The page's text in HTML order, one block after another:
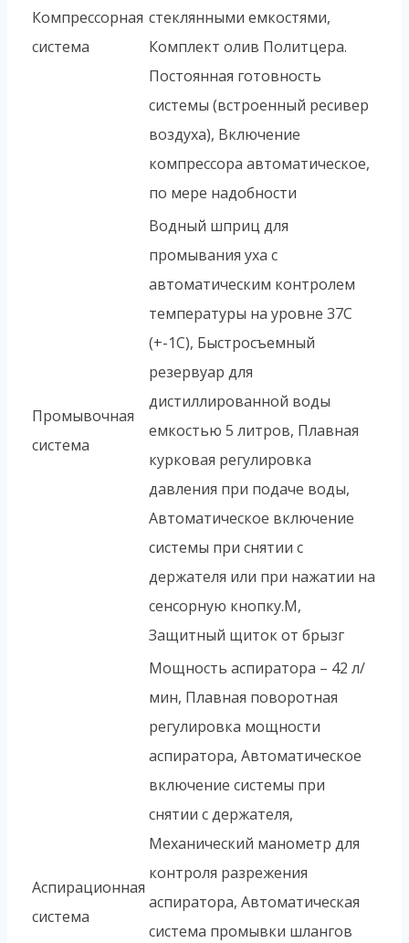
Компрессорная
система
стеклянными емкостями,
Комплект олив Политцера.
Постоянная готовность
системы (встроенный ресивер
воздуха), Включение
компрессора автоматическое,
по мере надобности
Промывочная
система
Водный шприц для
промывания уха с
автоматическим контролем
температуры на уровне 37С
(+-1С), Быстросъемный
резервуар для
дистиллированной воды
емкостью 5 литров, Плавная
курковая регулировка
давления при подаче воды,
Автоматическое включение
системы при снятии с
держателя или при нажатии на
сенсорную кнопку.M,
Защитный щиток от брызг
Аспирационная
система
Мощность аспиратора – 42 л/
мин, Плавная поворотная
регулировка мощности
аспиратора, Автоматическое
включение системы при
снятии с держателя,
Механический манометр для
контроля разрежения
аспиратора, Автоматическая
система промывки шлангов